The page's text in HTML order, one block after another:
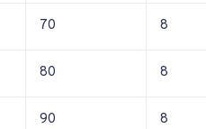
70 8
80 8
90 8